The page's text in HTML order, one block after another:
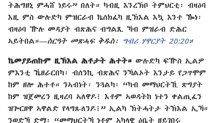
ትሕግዘኒ ምሓሸ ነይሩ” በለት። ካብዚ እንረኽቦ ትምህርቲ፡ ብዛዕባ
እዚ ምስ ውሉድካ ምዝርራብ ኬሰክፈካ ዚኽእል እኳ እንተ ዀነ፡
ብዛዕባ ዅሉ መዳያት ብጽሕና ብግልጺ ኻብ ምዝራብ ድሕር
ኣይትበል።—ስርዓት መጽሓፍ ቅዱስ፡ ግብሪ ሃዋርያት 20:20።
ኬመያይጠኩም ዚኽእል ሕቶታት ሕተት። ውሉድካ ፍዅስ ኢልዎ
ምእንቲ ኼዘራርበካ፡ ብሰንኪ ብጽሕና ንኻልኦት እንታይ የጋጥሞም
ከም ዘሎ ሕተቶ። ንኣብነት፡ ንጓልካ፡ “ካብ መማህርትኺ ጽግያት
ከም ዝጀመረን ዚዛረባ ኣለዋዶ፧ እቶም ኣወዳትከ ነተን ቀልጢፈን
ዝጐርዘዋ ኣዋልድ የላግጹለንዶ፧” ኢልካ ኽትሓትታ ትኽእል ኢኻ።
ንወድኻ ድማ፡ “መማህርትኻ ነቶም ኣካላዊ ዕቤት ዘይገበሩ